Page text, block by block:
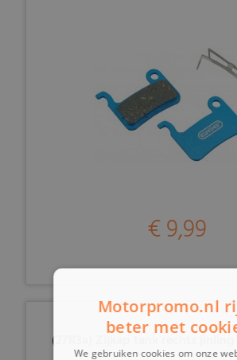
€ 9,99
(27R3a) Zijkap tank rechts jinling
Motorpromo.nl
beter met
We gebruiken cookies om onze